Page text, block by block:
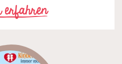
zu PubQuiz